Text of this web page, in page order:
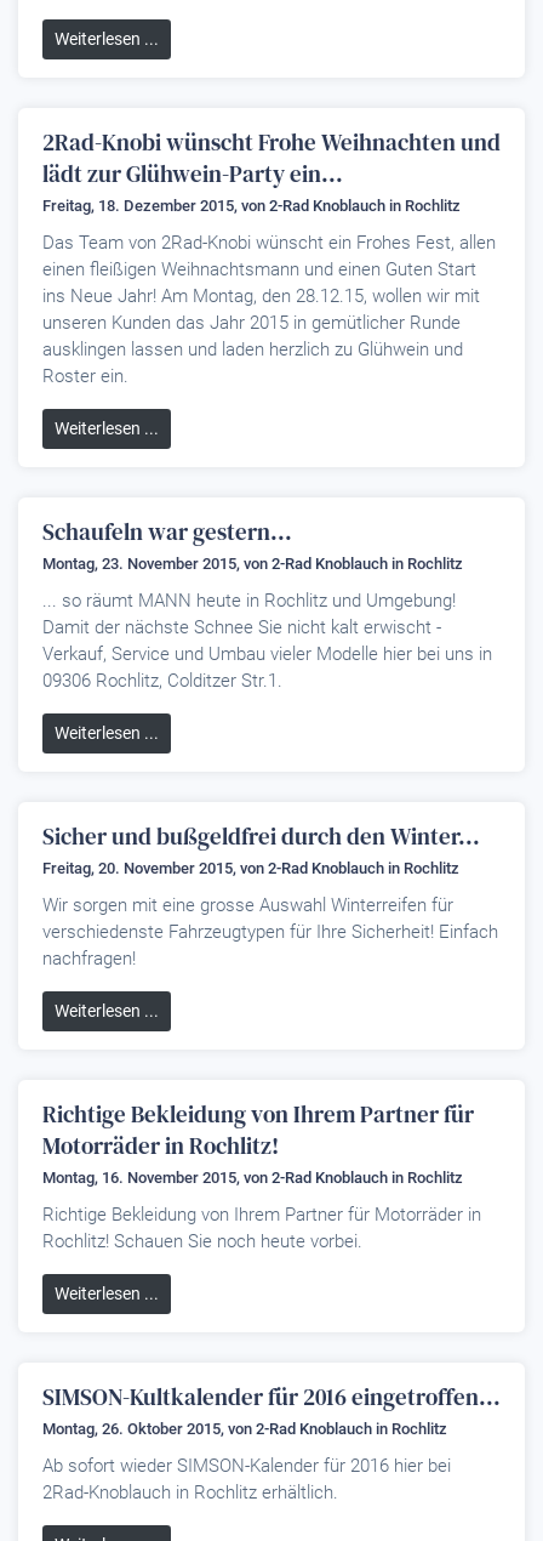
Weiterlesen ...
2Rad-Knobi wünscht Frohe Weihnachten und
lädt zur Glühwein-Party ein...
Freitag, 18. Dezember 2015, von 2-Rad Knoblauch in Rochlitz
Das Team von 2Rad-Knobi wünscht ein Frohes Fest, allen
einen fleißigen Weihnachtsmann und einen Guten Start
ins Neue Jahr! Am Montag, den 28.12.15, wollen wir mit
unseren Kunden das Jahr 2015 in gemütlicher Runde
ausklingen lassen und laden herzlich zu Glühwein und
Roster ein.
Weiterlesen ...
Schaufeln war gestern...
Montag, 23. November 2015, von 2-Rad Knoblauch in Rochlitz
... so räumt MANN heute in Rochlitz und Umgebung!
Damit der nächste Schnee Sie nicht kalt erwischt -
Verkauf, Service und Umbau vieler Modelle hier bei uns in
09306 Rochlitz, Colditzer Str.1.
Weiterlesen ...
Sicher und bußgeldfrei durch den Winter...
Freitag, 20. November 2015, von 2-Rad Knoblauch in Rochlitz
Wir sorgen mit eine grosse Auswahl Winterreifen für
verschiedenste Fahrzeugtypen für Ihre Sicherheit! Einfach
nachfragen!
Weiterlesen ...
Richtige Bekleidung von Ihrem Partner für
Motorräder in Rochlitz!
Montag, 16. November 2015, von 2-Rad Knoblauch in Rochlitz
Richtige Bekleidung von Ihrem Partner für Motorräder in
Rochlitz! Schauen Sie noch heute vorbei.
Weiterlesen ...
SIMSON-Kultkalender für 2016 eingetroffen...
Montag, 26. Oktober 2015, von 2-Rad Knoblauch in Rochlitz
Ab sofort wieder SIMSON-Kalender für 2016 hier bei
2Rad-Knoblauch in Rochlitz erhältlich.